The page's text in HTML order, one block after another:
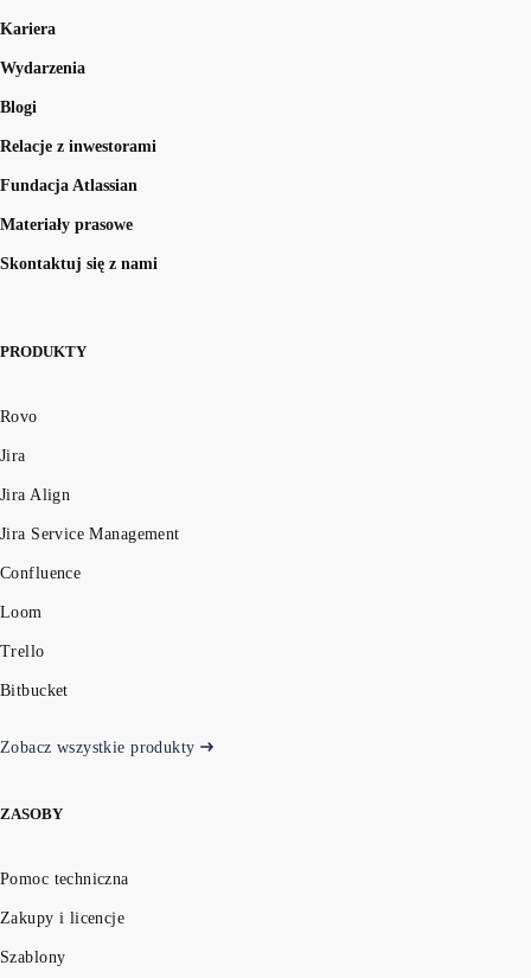
Kariera
Wydarzenia
Blogi
Relacje z inwestorami
Fundacja Atlassian
Materiały prasowe
Skontaktuj się z nami
PRODUKTY
Rovo
Jira
Jira Align
Jira Service Management
Confluence
Loom
Trello
Bitbucket
Zobacz wszystkie produkty
ZASOBY
Pomoc techniczna
Zakupy i licencje
Szablony